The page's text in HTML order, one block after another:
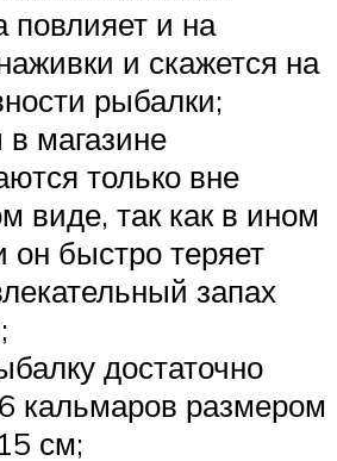
повлияет и на
и скажется на
рыбалки;
магазине
только вне
виде, так как в ином
он быстро теряет
запах
достаточно
кальмаров размером
см;